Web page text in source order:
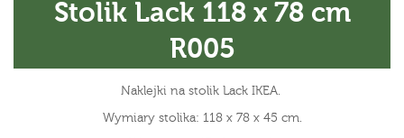
Stolik Lack 118 x 78 cm
R005
Naklejki na stolik Lack IKEA.
Wymiary stolika: 118 x 78 x 45 cm.